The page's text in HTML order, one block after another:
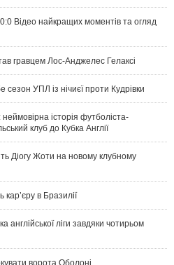
Відео найкращих моментів та огляд
гравцем Лос-Анджелес Гелаксі
сезон УПЛ із нічиєї проти Кудрівки
історія футболіста-
клуб до Кубка Англії
Діогу Жоти на новому клубному
в Бразилії
англійської ліги завдяки чотирьом
ворота Оболоні